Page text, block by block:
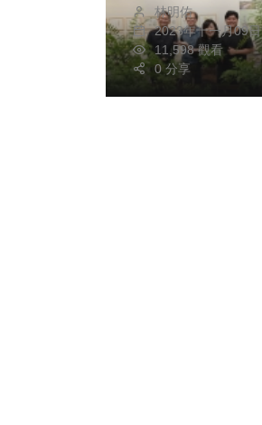
動展林明佑
2023年十一月09日
11,598 觀看
0 分享